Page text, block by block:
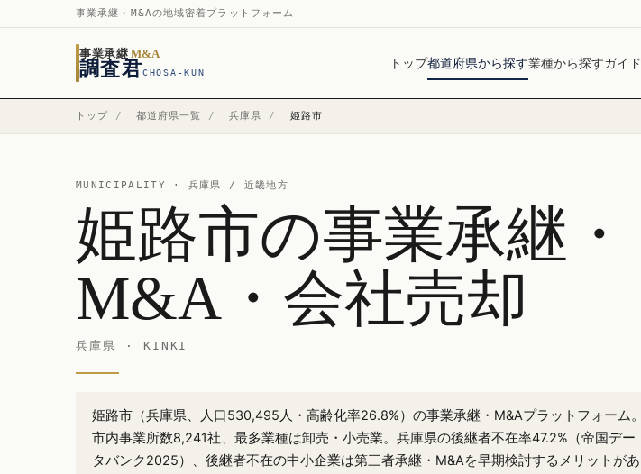
事業承継・M&Aの地域密着プラットフォーム
事業承継 M&A
調査君CHOSA-KUN
トップ都道府県から探す業種から探すガイド
トップ / 都道府県一覧 / 兵庫県 / 姫路市
MUNICIPALITY · 兵庫県 / 近畿地方
姫路市の事業承継・
M&A・会社売却
兵庫県 · KINKI
姫路市（兵庫県、人口530,495人・高齢化率26.8%）の事業承継・M&Aプラットフォーム。
市内事業所数8,241社、最多業種は卸売・小売業。兵庫県の後継者不在率47.2%（帝国デー
タバンク2025）、後継者不在の中小企業は第三者承継・M&Aを早期検討するメリットがあ